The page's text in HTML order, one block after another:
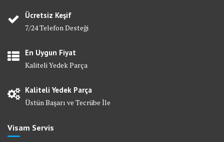
Ücretsiz Keşif
7/24 Telefon Desteği
En Uygun Fiyat
Kaliteli Yedek Parça
Kaliteli Yedek Parça
Üstün Başarı ve Tecrübe İle
Visam Servis